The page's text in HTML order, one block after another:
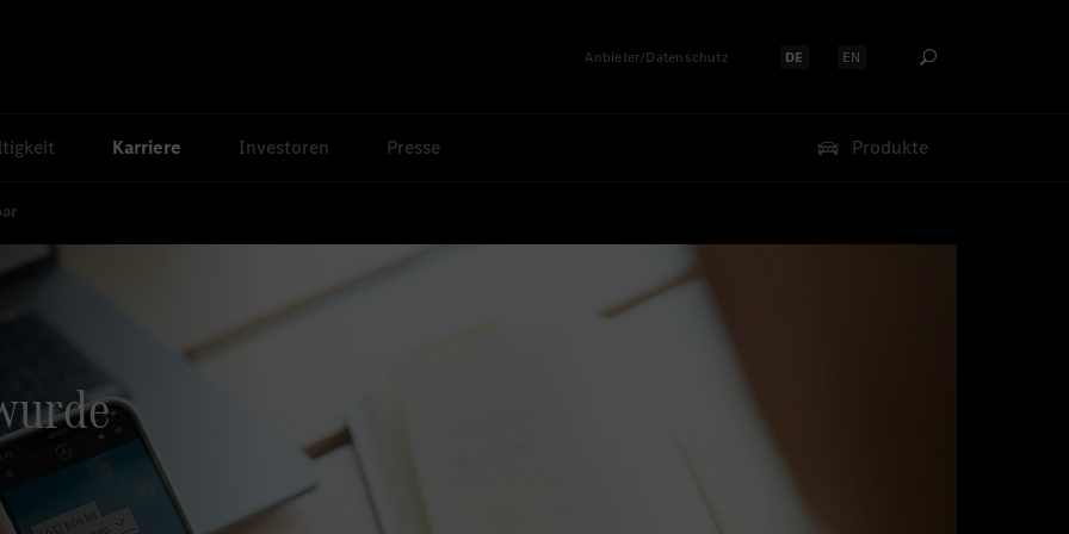
Anbieter/Datenschutz Sprache auswählen:
DE Sprache auswählen:
EN
Karriere Investoren Presse Produkte